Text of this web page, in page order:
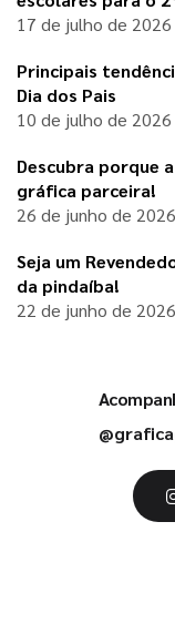
17 de julho de 2026
Principais
Dia dos Pais
10 de julho de 2026
Descubra porque
gráfica parceira!
26 de junho de 2026
Seja um
da pindaíba!
22 de junho de 2026